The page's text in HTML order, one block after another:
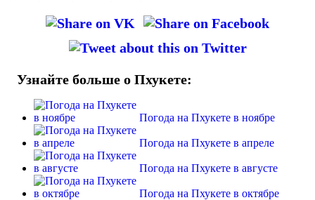
Узнайте больше о Пхукете:
Погода на Пхукете в ноябре
Погода на Пхукете в апреле
Погода на Пхукете в августе
Погода на Пхукете в октябре